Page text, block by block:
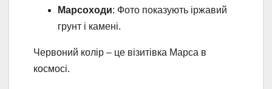
Марсоходи: Фото показують іржавий
грунт і камені.
Червоний колір – це візитівка Марса в
космосі.